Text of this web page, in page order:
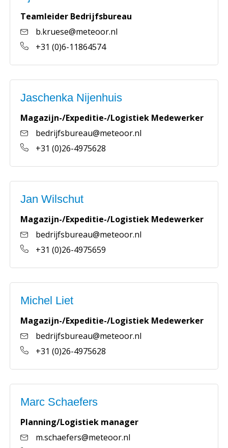
Teamleider Bedrijfsbureau
b.kruese@meteoor.nl
+31 (0)6-11864574
Jaschenka Nijenhuis
Magazijn-/Expeditie-/Logistiek Medewerker
bedrijfsbureau@meteoor.nl
+31 (0)26-4975628
Jan Wilschut
Magazijn-/Expeditie-/Logistiek Medewerker
bedrijfsbureau@meteoor.nl
+31 (0)26-4975659
Michel Liet
Magazijn-/Expeditie-/Logistiek Medewerker
bedrijfsbureau@meteoor.nl
+31 (0)26-4975628
Marc Schaefers
Planning/Logistiek manager
m.schaefers@meteoor.nl